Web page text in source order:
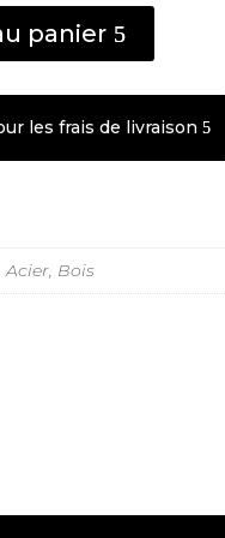
panier
les frais de livraison
Acier, Bois